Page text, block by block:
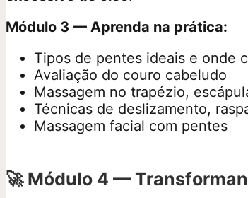
Módulo 3 — Aprenda na prática:
Tipos de pentes ideais e onde
Avaliação do couro cabeludo
Massagem no trapézio,
Técnicas de deslizamento,
Massagem facial com pentes
🚀 Módulo 4 —